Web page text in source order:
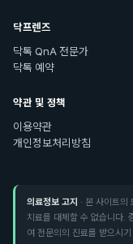
닥프렌즈
닥톡 QnA 전문가
닥톡 예약
약관 및 정책
이용약관
개인정보처리방침
의료정보 고지 · 본 사이트의
치료를 대체할 수 없습니다.
여 전문의의 진료를 받으시